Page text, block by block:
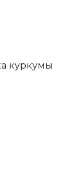
куркумы